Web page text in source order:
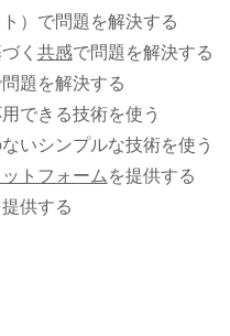
ト）で問題を解決する
く 共感で問題を解決する
題を解決する
できる技術を使う
いシンプルな技術を使う
トフォームを提供する
供する